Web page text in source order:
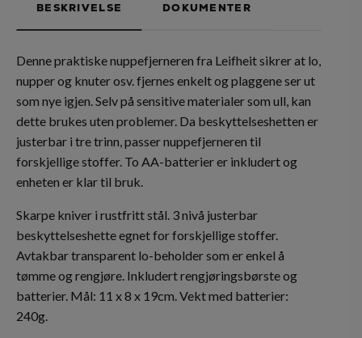
BESKRIVELSE DOKUMENTER
Denne praktiske nuppefjerneren fra Leifheit sikrer at lo,
nupper og knuter osv. fjernes enkelt og plaggene ser ut
som nye igjen. Selv på sensitive materialer som ull, kan
dette brukes uten problemer. Da beskyttelseshetten er
justerbar i tre trinn, passer nuppefjerneren til
forskjellige stoffer. To AA-batterier er inkludert og
enheten er klar til bruk.
Skarpe kniver i rustfritt stål. 3 nivå justerbar
beskyttelseshette egnet for forskjellige stoffer.
Avtakbar transparent lo-beholder som er enkel å
tømme og rengjøre. Inkludert rengjøringsbørste og
batterier. Mål: 11 x 8 x 19cm. Vekt med batterier:
240g.